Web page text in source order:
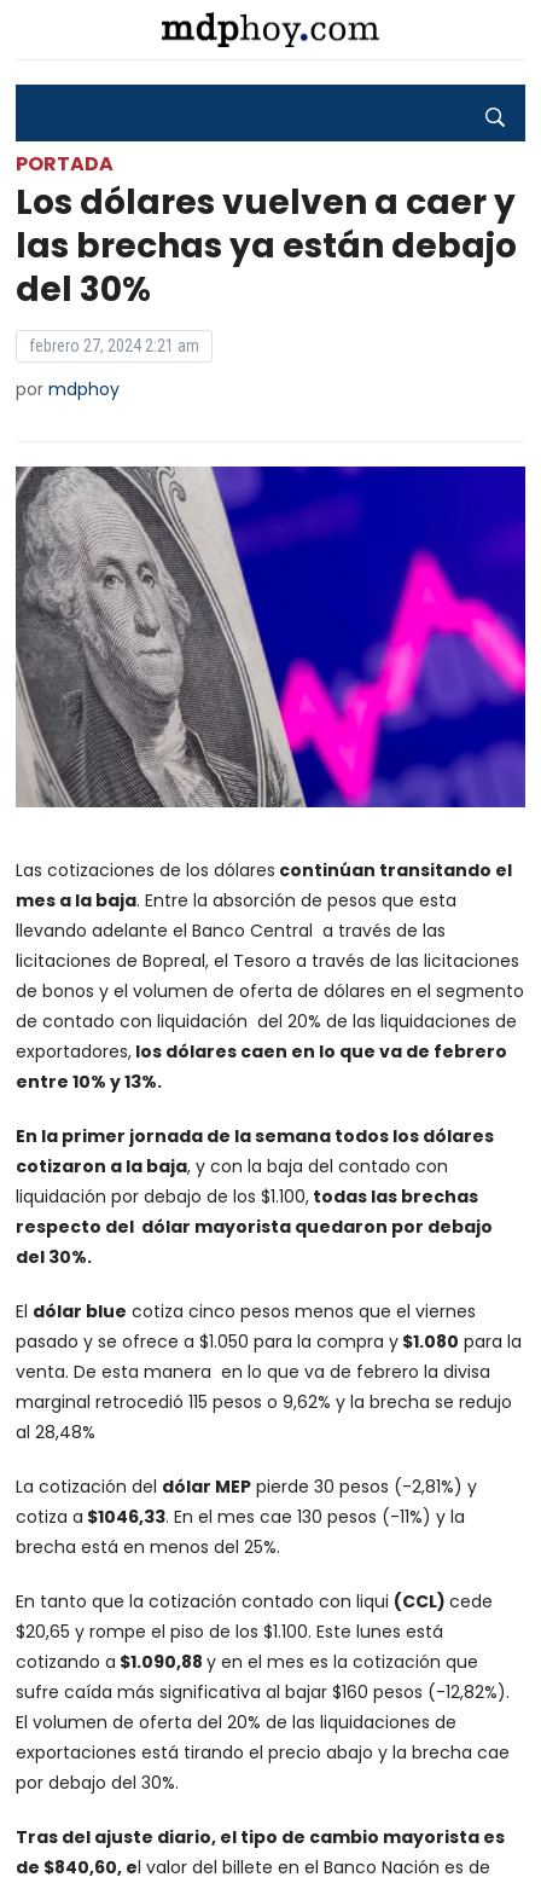
PORTADA
Los dólares vuelven a caer y
las brechas ya están debajo
del 30%
febrero 27, 2024 2:21 am
pormdphoy
Las cotizaciones de los dólares continúan transitando el
mes a la baja. Entre la absorción de pesos que esta
llevando adelante el Banco Central a través de las
licitaciones de Bopreal, el Tesoro a través de las licitaciones
de bonos y el volumen de oferta de dólares en el segmento
de contado con liquidación del 20% de las liquidaciones de
exportadores, los dólares caen en lo que va de febrero
entre 10% y 13%.
En la primer jornada de la semana todos los dólares
cotizaron a la baja, y con la baja del contado con
liquidación por debajo de los $1.100, todas las brechas
respecto del dólar mayorista quedaron por debajo
del 30%.
El dólar blue cotiza cinco pesos menos que el viernes
pasado y se ofrece a $1.050 para la compra y $1.080 para la
venta. De esta manera en lo que va de febrero la divisa
marginal retrocedió 115 pesos o 9,62% y la brecha se redujo
al 28,48%
La cotización del dólar MEP pierde 30 pesos (-2,81%) y
cotiza a $1046,33. En el mes cae 130 pesos (-11%) y la
brecha está en menos del 25%.
En tanto que la cotización contado con liqui (CCL)cede
$20,65 y rompe el piso de los $1.100. Este lunes está
cotizando a $1.090,88y en el mes es la cotización que
sufre caída más significativa al bajar $160 pesos (-12,82%).
El volumen de oferta del 20% de las liquidaciones de
exportaciones está tirando el precio abajo y la brecha cae
por debajo del 30%.
Tras del ajuste diario, el tipo de cambio mayorista es
de $840,60, el valor del billete en el Banco Nación es de